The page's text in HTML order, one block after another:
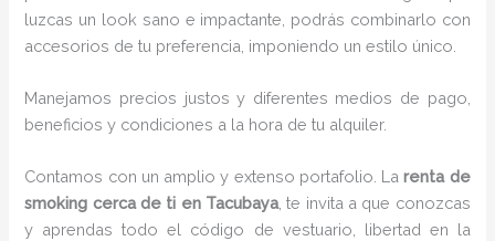
luzcas un look sano e impactante, podrás combinarlo con
accesorios de tu preferencia, imponiendo un estilo único.
Manejamos precios justos y diferentes medios de pago,
beneficios y condiciones a la hora de tu alquiler.
Contamos con un amplio y extenso portafolio. Larenta de
smoking cerca de ti en Tacubaya, te invita a que conozcas
y aprendas todo el código de vestuario, libertad en la